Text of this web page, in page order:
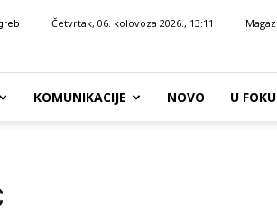
Četvrtak, 06. kolovoza 2026., 13:11
KOMUNIKACIJE NOVO U